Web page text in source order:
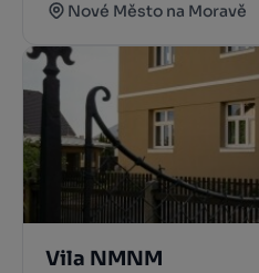
Nové Město na Moravě
Vila NMNM